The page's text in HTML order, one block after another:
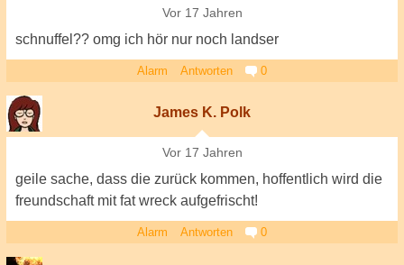
Vor 17 Jahren
schnuffel?? omg ich hör nur noch landser
Alarm Antworten 0
James K. Polk
Vor 17 Jahren
geile sache, dass die zurück kommen, hoffentlich wird die
freundschaft mit fat wreck aufgefrischt!
Alarm Antworten 0